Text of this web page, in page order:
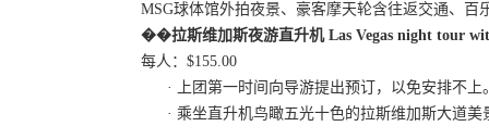
MSG球体馆外拍夜景、豪客摩天轮含往返交通、百
��拉斯维加斯夜游直升机Las Vegas night tour
每人： $155.00
· 上团第一时间向导游提出预订，以免安排不上
· 乘坐直升机鸟瞰五光十色的拉斯维加斯大道美